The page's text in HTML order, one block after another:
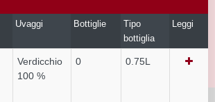
Uvaggi Bottiglie
Tipo
bottiglia
Leggi
Verdicchio
100 %
0 0.75L